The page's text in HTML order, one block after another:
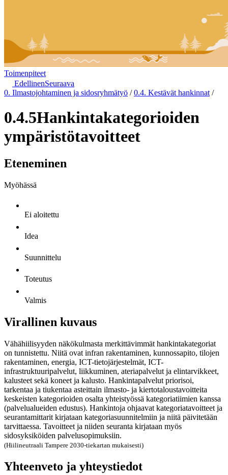
Toimenpiteet
EdellinenSeuraava
0. Ilmastojohtaminen ja sidosryhmätyö /0.4. Kestävät hankinnat /
0.4.5Hankintakategorioiden
ympäristötavoitteet
Eteneminen
Myöhässä
Ei aloitettu
Idea
Suunnittelu
Toteutus
Valmis
Virallinen kuvaus
Vähähiilisyyden näkökulmasta merkittävimmät hankintakategoriat
on tunnistettu. Niitä ovat infran rakentaminen, kunnossapito, tilojen
rakentaminen, energia, ICT-tietojärjestelmät, ICT-
infrastruktuuripalvelut, liikkuminen, ateriapalvelut ja elintarvikkeet,
kalusteet sekä koneet ja kalusto. Hankintapalvelut priorisoi,
tarkentaa ja tiukentaa asteittain ilmasto- ja kiertotaloustavoitteita
keskeisten kategorioiden osalta yhteistyössä kategoriatiimien kanssa
(palvelualueiden edustus). Hankintoja ohjaavat kategoriatavoitteet ja
seurantamittarit kirjataan kategoriasuunnitelmiin ja niitä päivitetään
tarvittaessa. Tavoitteet ja niiden seuranta kirjataan myös
sidosyksiköiden palvelusopimuksiin.
(Hiilineutraali Tampere 2030-tiekartan mukaisesti)
Yhteenveto ja yhteystiedot